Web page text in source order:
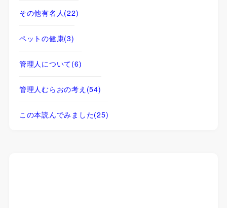
その他有名人(22)
ペットの健康(3)
管理人について(6)
管理人むらおの考え (54)
この本読んでみました(25)